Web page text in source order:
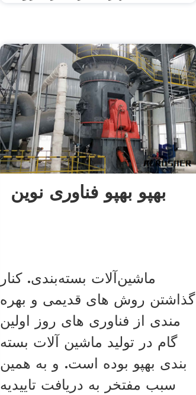
بهپو بهپو فناوری نوین
ماشین‌آلات بسته‌بندی. کنار
گذاشتن روش های قدیمی و بهره
مندی از فناوری های روز اولین
گام در تولید ماشین آلات بسته
بندی بهپو بوده است. و به همین
سبب مفتخر به دریافت تاییدیه